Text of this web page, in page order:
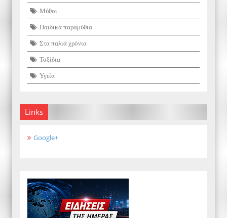
Μύθοι
Παιδικά παραμύθια
Στα παλιά χρόνια
Ταξίδια
Υγεία
Links
Google+